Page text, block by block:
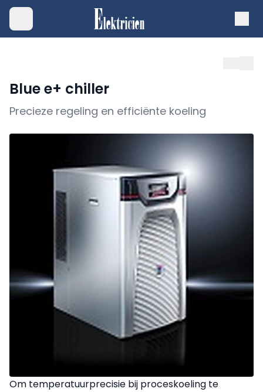
Blue e+ chiller
Precieze regeling en efficiënte koeling
Om temperatuurprecisie bij proceskoeling te